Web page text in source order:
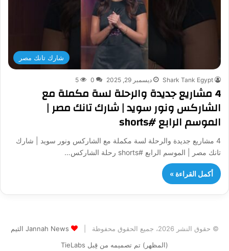
شارك تانك مصر
Shark Tank Egypt ديسمبر 29, 2025 0
5
4 مشاريع جديدة والرحلة لسة مكملة مع
الشاركس ونور سويد | شارك تانك مصر |
الموسم الرابع #shorts
4 مشاريع جديدة والرحلة لسة مكملة مع الشاركس ونور سويد | شارك
تانك مصر | الموسم الرابع #shorts رحلة الشاركس…
أكمل القراءة »
© حقوق النشر 2026، جميع الحقوق محفوظة |
Jannah News الثيم
(المظهر) تم تصميمه من قِبل TieLabs